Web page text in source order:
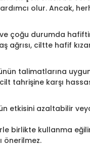
olur. Ancak,
çoğu durumda
ağrısı, ciltte hafif
talimatlarına
tahrişine karşı
etkisini azaltabilir
birlikte kullanma
önerilmez.